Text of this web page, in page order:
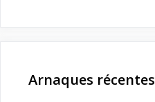
Arnaques récentes